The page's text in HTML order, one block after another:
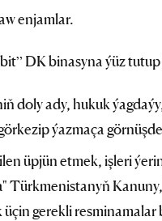
enjamlar.
DK binasyna ýüz
doly ady, hukuk
ýazmaça
üpjün etmek, işleri
Türkmenistanyň
gerekli